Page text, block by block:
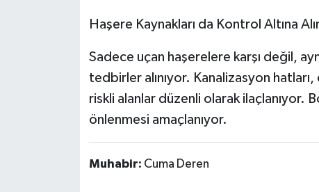
Haşere Kaynakları da Kontrol Altına
Sadece uçan haşerelere karşı değil,
tedbirler alınıyor. Kanalizasyon
riskli alanlar düzenli olarak ilaçlanıyor.
önlenmesi amaçlanıyor.
Muhabir: Cuma Deren